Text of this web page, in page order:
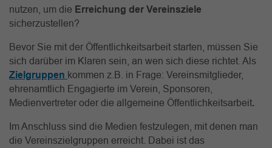
nutzen, um die Erreichung der Vereinsziele
sicherzustellen?
Bevor Sie mit der Öffentlichkeitsarbeit starten, müssen Sie
sich darüber im Klaren sein, an wen sich diese richtet. Als
Zielgruppen kommen z.B. in Frage: Vereinsmitglieder,
ehrenamtlich Engagierte im Verein, Sponsoren,
Medienvertreter oder die allgemeine Öffentlichkeitsarbeit.
Im Anschluss sind die Medien festzulegen, mit denen man
die Vereinszielgruppen erreicht. Dabei ist das